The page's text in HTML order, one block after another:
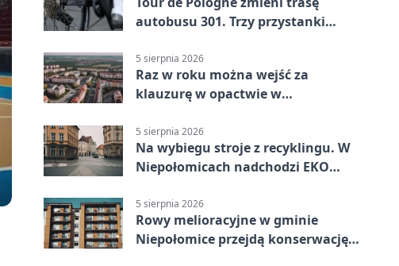
autobusu 301. Trzy przystanki
5 sierpnia 2026
Raz w roku można wejść za
klauzurę w opactwie w
5 sierpnia 2026
Na wybiegu stroje z recyklingu. W
Niepołomicach nadchodzi EKO
5 sierpnia 2026
Rowy melioracyjne w gminie
Niepołomice przejdą konserwację.